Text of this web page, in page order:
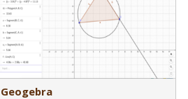
Geogebra
Open-source gratis softwarepakket om
audiobestanden mee te bewerken.